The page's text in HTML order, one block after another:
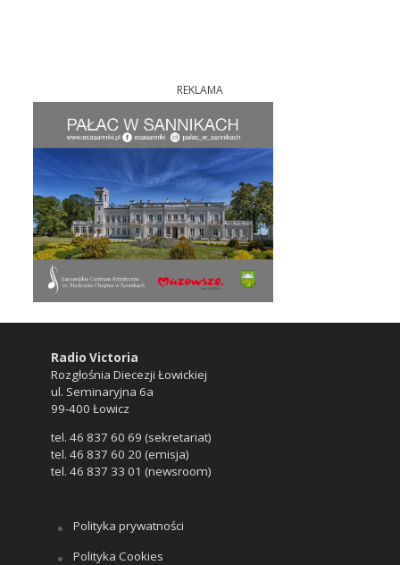
REKLAMA
Radio Victoria
Rozgłośnia Diecezji Łowickiej
ul. Seminaryjna 6a
99-400 Łowicz
tel. 46 837 60 69 (sekretariat)
tel. 46 837 60 20 (emisja)
tel. 46 837 33 01 (newsroom)
Polityka prywatności
Polityka Cookies